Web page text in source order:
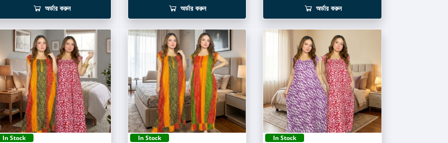
অর্ডার করুন অর্ডার করুন অর্ডার করুন
In Stock In Stock In Stock